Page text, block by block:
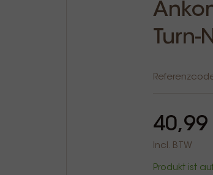
Turn-
40,99
Incl. BTW
Produkt ist